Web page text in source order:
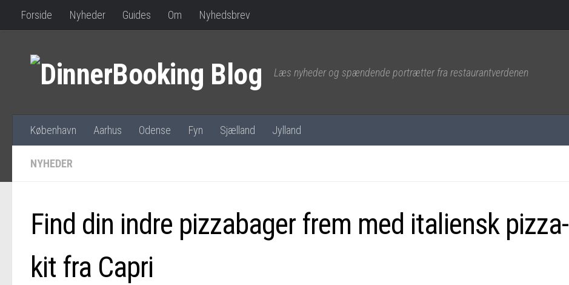
Forside Nyheder Guides Om Nyhedsbrev
Læs nyheder og spændende portrætter fra restaurantverdenen
København Aarhus Odense Fyn Sjælland Jylland
NYHEDER
Find din indre pizzabager frem med italiensk pizza-
kit fra Capri